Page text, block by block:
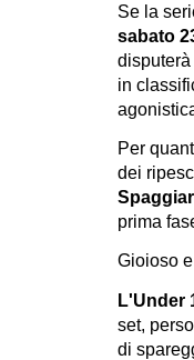
Se la
sabato
disputerà
in
Per
dei
prima
Gioioso
L'Under
set,
di